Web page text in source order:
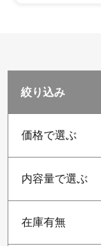
絞り込み
価格で選ぶ
内容量で選ぶ
在庫有無